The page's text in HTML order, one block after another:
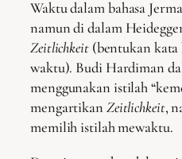
Waktu dalam bahasa
namun di dalam
Zeitlichkeit (bentukan
waktu). Budi Hardiman
menggunakan istilah
mengartikan Zeitlichkeit,
memilih istilah mewaktu.